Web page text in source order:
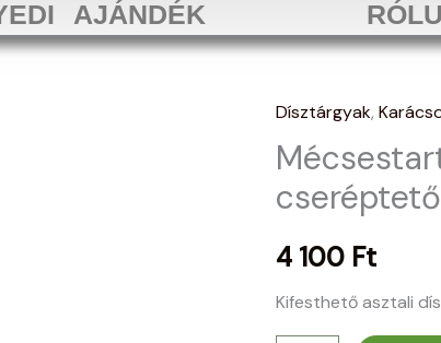
AJÁNDÉK
Dísztárgyak,
4 100 Ft
Kifesthető asztali
Mécsestartó
cseréptetős
mennyiség